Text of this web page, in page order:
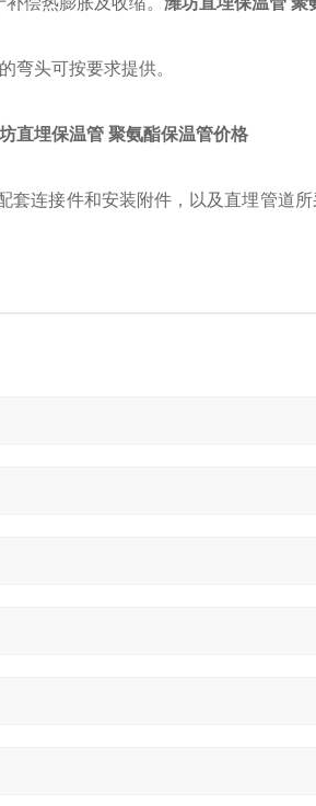
弯头可按要求提供。
直埋保温管 聚氨酯保温管价格
套连接件和安装附件，以及直埋管道